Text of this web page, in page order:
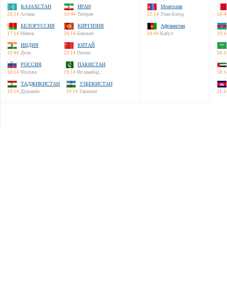
КАЗАХСТАН
20:14 Астана
ИРАН
18:44 Тегеран
БЕЛОРУССИЯ
17:14 Минск
КИРГИЗИЯ
20:14 Бишкек
ИНДИЯ
19:44 Дели
КИТАЙ
22:14 Пекин
РОССИЯ
18:14 Москва
ПАКИСТАН
19:14 Исламабад
ТАДЖИКИСТАН
19:14 Душанбе
УЗБЕКИСТАН
19:14 Ташкент
Монголия
22:14 Улан-Батор
Афганистан
18:44 Кабул